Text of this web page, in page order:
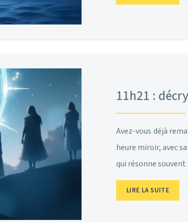
11h21 :
Avez-vous déjà
heure miroir, avec
qui résonne
LIRE LA SUITE